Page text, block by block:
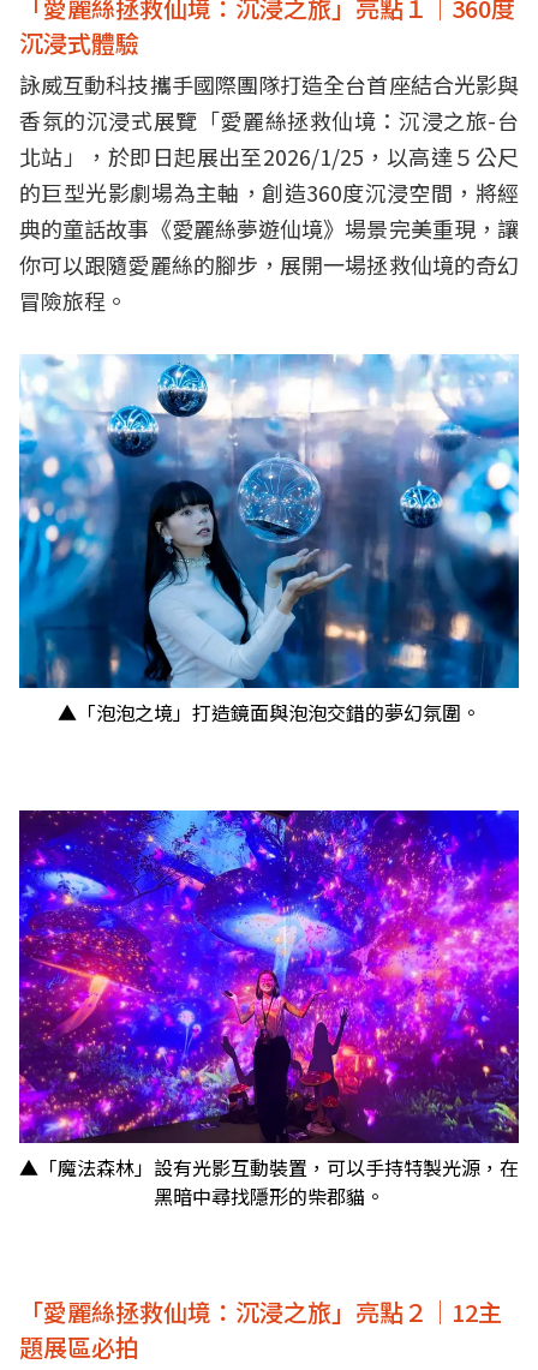
「愛麗絲拯救仙境：沉浸之旅」亮點１｜360度
沉浸式體驗
詠威互動科技攜手國際團隊打造全台首座結合光影與
香氛的沉浸式展覽「愛麗絲拯救仙境：沉浸之旅-台
北站」，於即日起展出至2026/1/25，以高達５公尺
的巨型光影劇場為主軸，創造360度沉浸空間，將經
典的童話故事《愛麗絲夢遊仙境》場景完美重現，讓
你可以跟隨愛麗絲的腳步，展開一場拯救仙境的奇幻
冒險旅程。
▲「泡泡之境」打造鏡面與泡泡交錯的夢幻氛圍。
▲「魔法森林」設有光影互動裝置，可以手持特製光源，在
黑暗中尋找隱形的柴郡貓。
「愛麗絲拯救仙境：沉浸之旅」亮點２｜12主
題展區必拍